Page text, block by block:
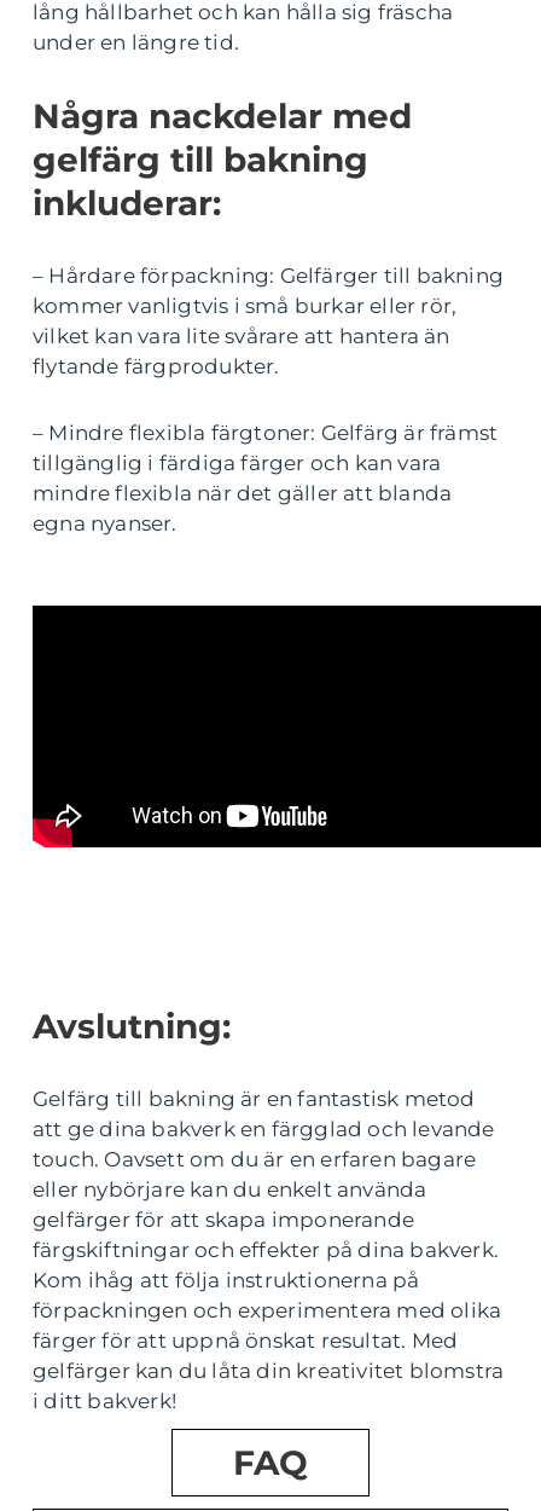
lång hållbarhet och kan hålla sig fräscha
under en längre tid.
Några nackdelar med
gelfärg till bakning
inkluderar:
– Hårdare förpackning: Gelfärger till bakning
kommer vanligtvis i små burkar eller rör,
vilket kan vara lite svårare att hantera än
flytande färgprodukter.
– Mindre flexibla färgtoner: Gelfärg är främst
tillgänglig i färdiga färger och kan vara
mindre flexibla när det gäller att blanda
egna nyanser.
Avslutning:
Gelfärg till bakning är en fantastisk metod
att ge dina bakverk en färgglad och levande
touch. Oavsett om du är en erfaren bagare
eller nybörjare kan du enkelt använda
gelfärger för att skapa imponerande
färgskiftningar och effekter på dina bakverk.
Kom ihåg att följa instruktionerna på
förpackningen och experimentera med olika
färger för att uppnå önskat resultat. Med
gelfärger kan du låta din kreativitet blomstra
i ditt bakverk!
FAQ